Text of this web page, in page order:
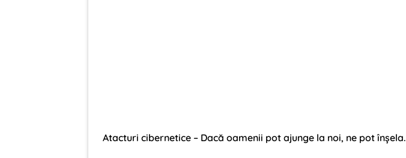
Atacturi cibernetice – Dacă oamenii pot ajunge la noi, ne pot înșela.